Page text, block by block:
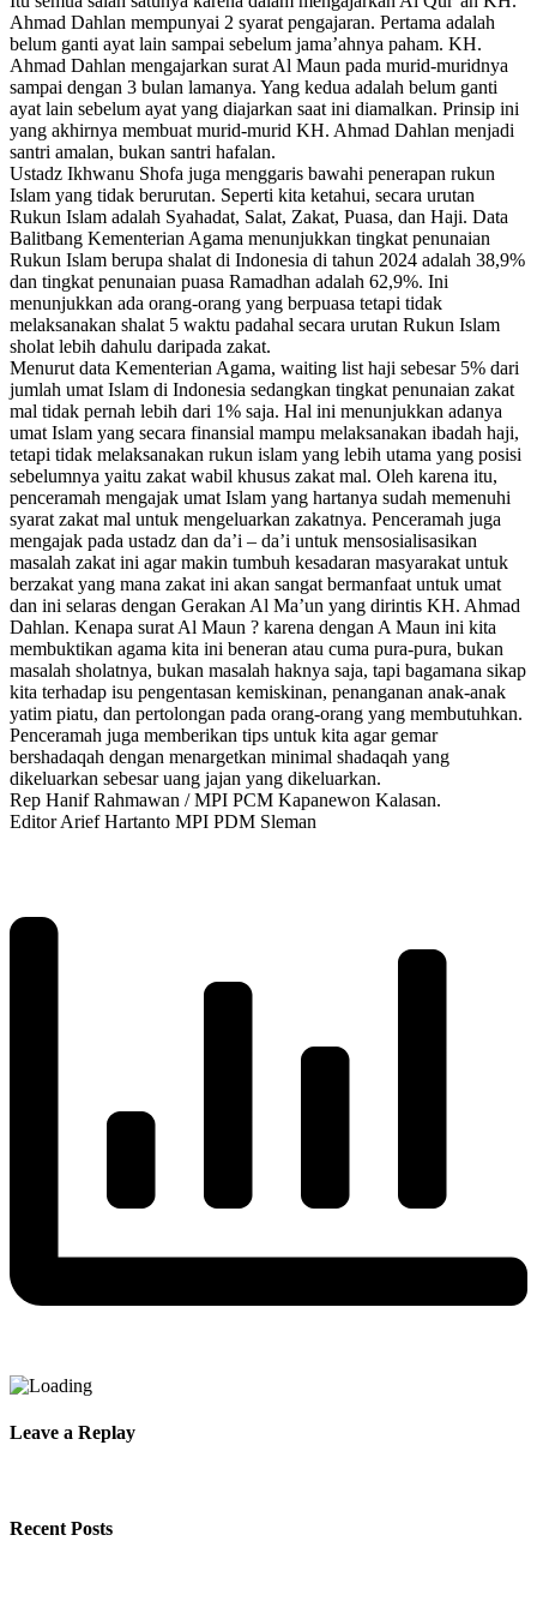
Ahmad Dahlan mempunyai 2 syarat pengajaran. Pertama adalah
belum ganti ayat lain sampai sebelum jama’ahnya paham. KH.
Ahmad Dahlan mengajarkan surat Al Maun pada murid-muridnya
sampai dengan 3 bulan lamanya. Yang kedua adalah belum ganti
ayat lain sebelum ayat yang diajarkan saat ini diamalkan. Prinsip ini
yang akhirnya membuat murid-murid KH. Ahmad Dahlan menjadi
santri amalan, bukan santri hafalan.
Ustadz Ikhwanu Shofa juga menggaris bawahi penerapan rukun
Islam yang tidak berurutan. Seperti kita ketahui, secara urutan
Rukun Islam adalah Syahadat, Salat, Zakat, Puasa, dan Haji. Data
Balitbang Kementerian Agama menunjukkan tingkat penunaian
Rukun Islam berupa shalat di Indonesia di tahun 2024 adalah 38,9%
dan tingkat penunaian puasa Ramadhan adalah 62,9%. Ini
menunjukkan ada orang-orang yang berpuasa tetapi tidak
melaksanakan shalat 5 waktu padahal secara urutan Rukun Islam
sholat lebih dahulu daripada zakat.
Menurut data Kementerian Agama, waiting list haji sebesar 5% dari
jumlah umat Islam di Indonesia sedangkan tingkat penunaian zakat
mal tidak pernah lebih dari 1% saja. Hal ini menunjukkan adanya
umat Islam yang secara finansial mampu melaksanakan ibadah haji,
tetapi tidak melaksanakan rukun islam yang lebih utama yang posisi
sebelumnya yaitu zakat wabil khusus zakat mal. Oleh karena itu,
penceramah mengajak umat Islam yang hartanya sudah memenuhi
syarat zakat mal untuk mengeluarkan zakatnya. Penceramah juga
mengajak pada ustadz dan da’i – da’i untuk mensosialisasikan
masalah zakat ini agar makin tumbuh kesadaran masyarakat untuk
berzakat yang mana zakat ini akan sangat bermanfaat untuk umat
dan ini selaras dengan Gerakan Al Ma’un yang dirintis KH. Ahmad
Dahlan. Kenapa surat Al Maun ? karena dengan A Maun ini kita
membuktikan agama kita ini beneran atau cuma pura-pura, bukan
masalah sholatnya, bukan masalah haknya saja, tapi bagamana sikap
kita terhadap isu pengentasan kemiskinan, penanganan anak-anak
yatim piatu, dan pertolongan pada orang-orang yang membutuhkan.
Penceramah juga memberikan tips untuk kita agar gemar
bershadaqah dengan menargetkan minimal shadaqah yang
dikeluarkan sebesar uang jajan yang dikeluarkan.
Rep Hanif Rahmawan / MPI PCM Kapanewon Kalasan.
Editor Arief Hartanto MPI PDM Sleman
Leave a Replay
Recent Posts